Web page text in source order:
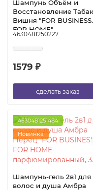
Шампунь Объём и
Восстановление Табак
Вишня "FOR BUSINESS
FOR HOME"
парфюмированный, 3л
4630481250227
1579 ₽
сделать заказ
4630481251484
Новинка
Шампунь-гель 2в1 для
волос и душа Амбра